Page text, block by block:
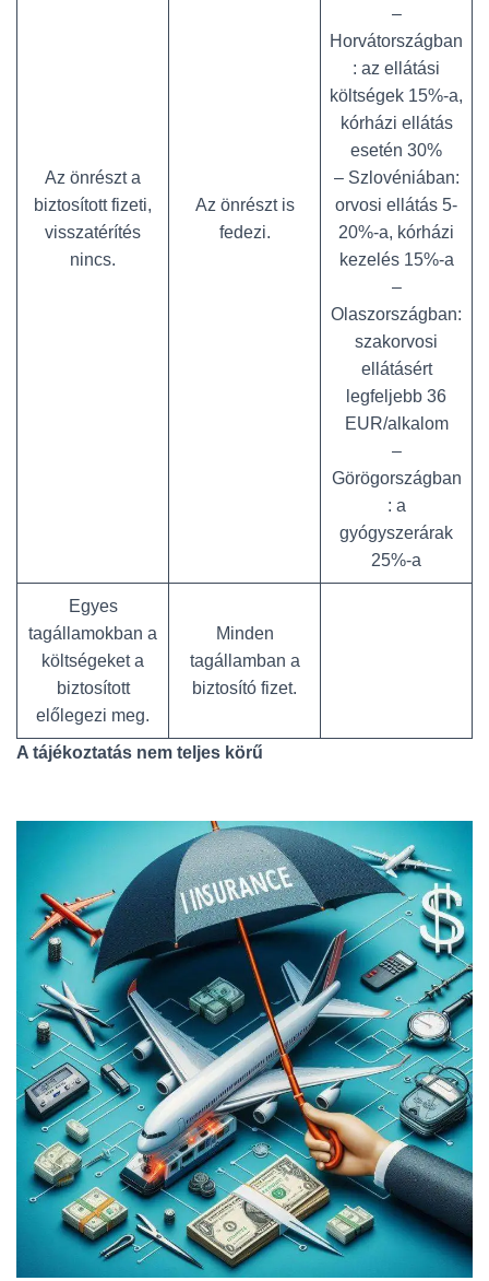
Az önrészt a
biztosított fizeti,
visszatérítés
nincs.
Az önrészt is
fedezi.
–
Horvátországban
: az ellátási
költségek 15%-a,
kórházi ellátás
esetén 30%
– Szlovéniában:
orvosi ellátás 5-
20%-a, kórházi
kezelés 15%-a
–
Olaszországban:
szakorvosi
ellátásért
legfeljebb 36
EUR/alkalom
–
Görögországban
: a
gyógyszerárak
25%-a
Egyes
tagállamokban a
költségeket a
biztosított
előlegezi meg.
Minden
tagállamban a
biztosító fizet.
A tájékoztatás nem teljes körű